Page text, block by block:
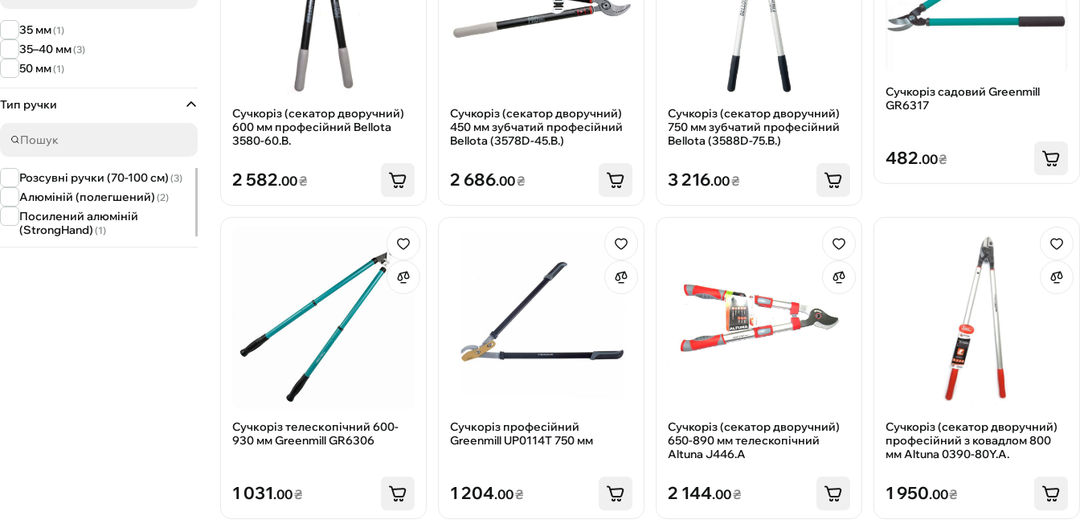
35 мм(1)
35–40 мм(3)
50 мм(1)
Тип ручки
Розсувні ручки (70-100 см) (3)
Алюміній (полегшений) (2)
Посилений алюміній
(StrongHand) (1)
Сучкоріз (секатор дворучний)
600 мм професійний Bellota
3580-60.B.
2 582.00₴
Сучкоріз (секатор дворучний)
450 мм зубчатий професійний
Bellota (3578D-45.B.)
2 686.00₴
Сучкоріз (секатор дворучний)
750 мм зубчатий професійний
Bellota (3588D-75.B.)
3 216.00₴
Сучкоріз садовий Greenmill
GR6317
482.00₴
Cучкopіз тeлecкoпічний 600-
930 мм Greenmill GR6306
1 031.00₴
Cучкopіз пpoфecійний
Greenmill UP0114T 750 мм
1 204.00₴
Сучкоріз (секатор дворучний)
650-890 мм телескопічний
Altuna J446.A
2 144.00₴
Сучкоріз (секатор дворучний)
професійний з ковадлом 800
мм Altuna 0390-80Y.A.
1 950.00₴